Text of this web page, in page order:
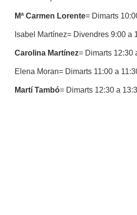
Mª Carmen Lorente= Dimarts
Isabel Martínez= Divendres 9:00 a
Carolina Martínez= Dimarts 12:30
Elena Moran= Dimarts 11:00 a
Martí Tambó= Dimarts 12:30 a